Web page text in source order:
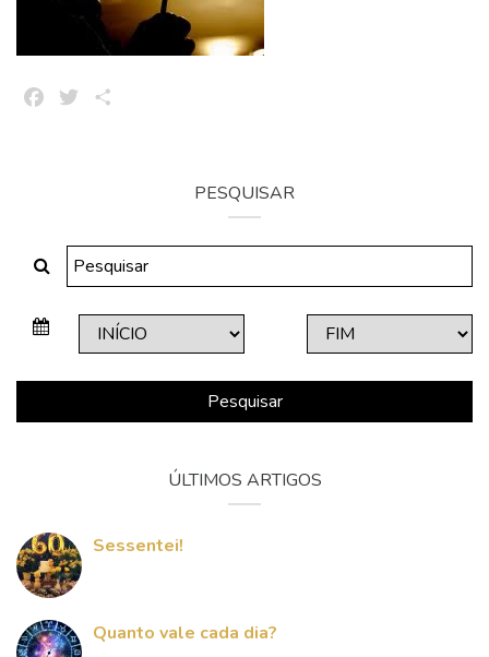
FacebookTwitter
PESQUISAR
Pesquisar
ÚLTIMOS ARTIGOS
Sessentei!
Quanto vale cada dia?